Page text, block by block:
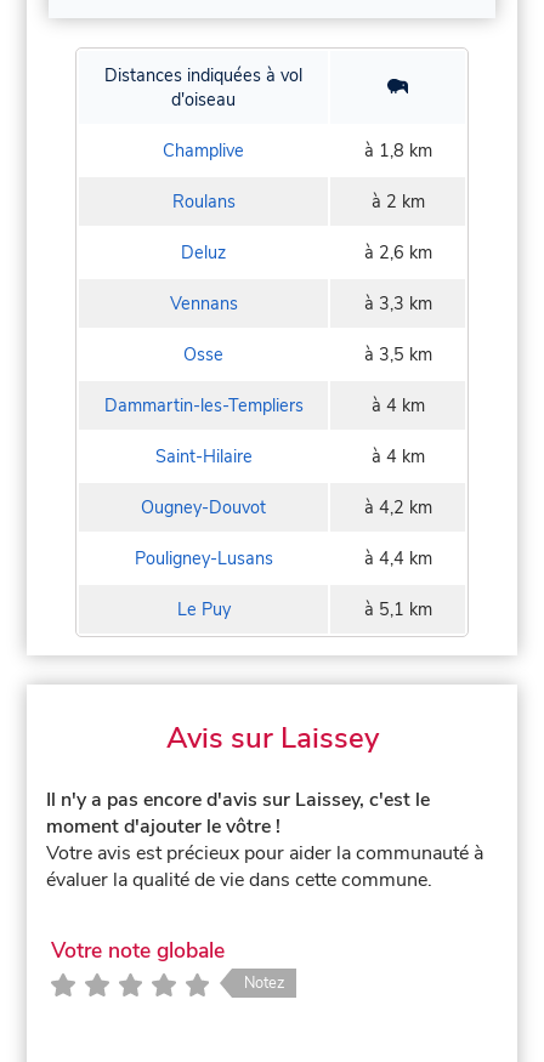
Distances indiquées à vol
d'oiseau
Champlive à 1,8 km
Roulans à 2 km
Deluz à 2,6 km
Vennans à 3,3 km
Osse à 3,5 km
Dammartin-les-Templiers à 4 km
Saint-Hilaire à 4 km
Ougney-Douvot à 4,2 km
Pouligney-Lusans à 4,4 km
Le Puy à 5,1 km
Avis sur Laissey
Il n'y a pas encore d'avis sur Laissey, c'est le
moment d'ajouter le vôtre !
Votre avis est précieux pour aider la communauté à
évaluer la qualité de vie dans cette commune.
Votre note globale
Notez